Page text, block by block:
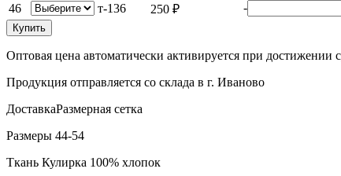
46
т-136 250 ₽ -
Купить
Оптовая цена автоматически активируется при достижении
Продукция отправляется со склада в г. Иваново
ДоставкаРазмерная сетка
Размеры 44-54
Ткань Кулирка 100% хлопок